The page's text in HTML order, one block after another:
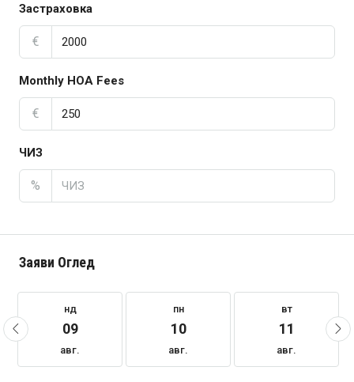
Застраховка
€
Monthly HOA Fees
€
ЧИЗ
%
Заяви Оглед
нд
09
авг.
пн
10
авг.
вт
11
авг.